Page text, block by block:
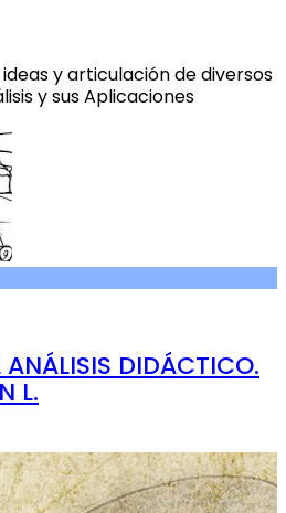
y articulación de diversos
y sus Aplicaciones
ANÁLISIS DIDÁCTICO.
L.